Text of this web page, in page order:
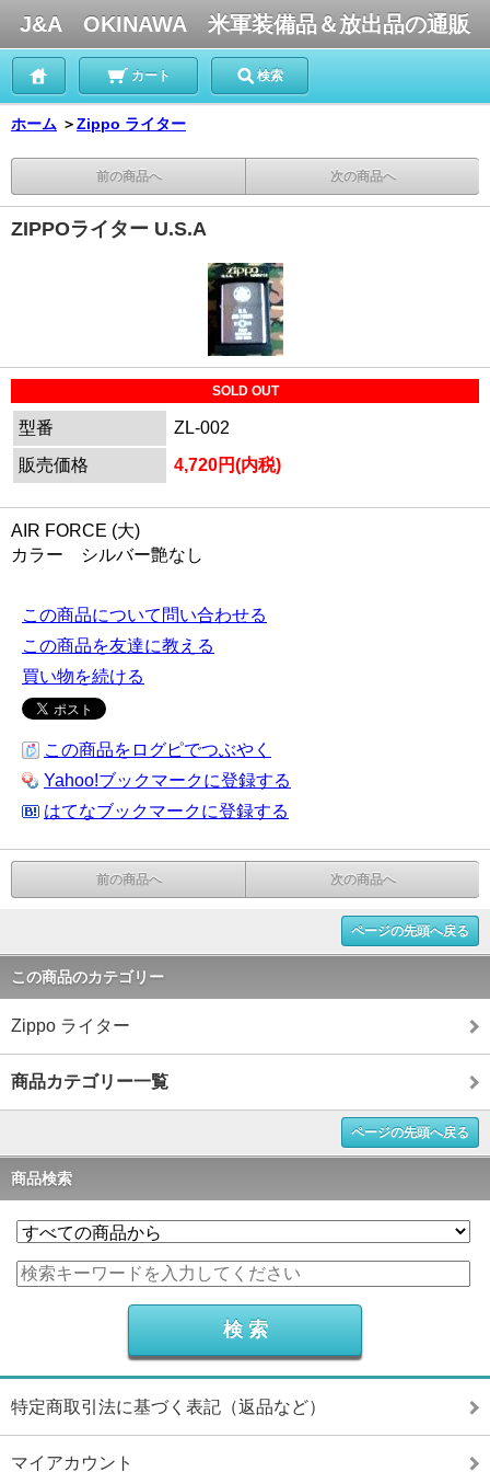
J&A OKINAWA 米軍装備品＆放出品の通販
カート 検索
ホーム ＞Zippo ライター
前の商品へ 次の商品へ
ZIPPOライター U.S.A
SOLD OUT
型番
ZL-002
販売価格
4,720円(内税)
AIR FORCE (大)
カラー シルバー艶なし
この商品について問い合わせる
この商品を友達に教える
買い物を続ける
この商品をログピでつぶやく
Yahoo!ブックマークに登録する
はてなブックマークに登録する
前の商品へ 次の商品へ
ページの先頭へ戻る
この商品のカテゴリー
Zippo ライター
商品カテゴリー一覧
ページの先頭へ戻る
商品検索
特定商取引法に基づく表記（返品など）
マイアカウント